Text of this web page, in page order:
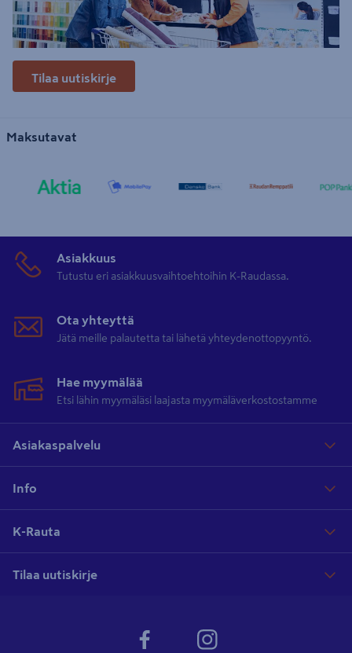
Tilaa uutiskirje
Maksutavat
Asiakkuus
Tutustu eri asiakkuusvaihtoehtoihin K-Raudassa.
Ota yhteyttä
Jätä meille palautetta tai lähetä yhteydenottopyyntö.
Hae myymälää
Etsi lähin myymäläsi laajasta myymäläverkostostamme
Asiakaspalvelu
Info
K-Rauta
Tilaa uutiskirje